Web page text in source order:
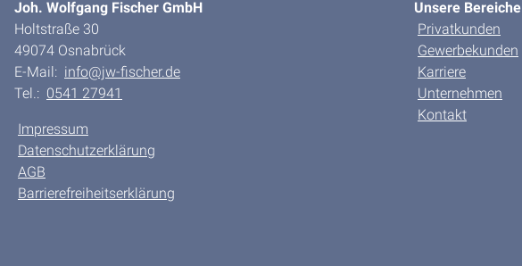
Joh. Wolfgang Fischer GmbH
Holtstraße 30
49074 Osnabrück
E-Mail: info@jw-fischer.de
Tel.: 0541 27941
Impressum
Datenschutzerklärung
AGB
Barrierefreiheitserklärung
Unsere Bereiche
Privatkunden
Gewerbekunden
Karriere
Unternehmen
Kontakt